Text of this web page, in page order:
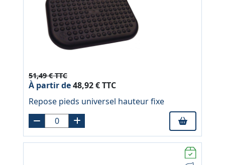
51,49 € TTC
À partir de48,92 € TTC
Repose pieds universel hauteur fixe